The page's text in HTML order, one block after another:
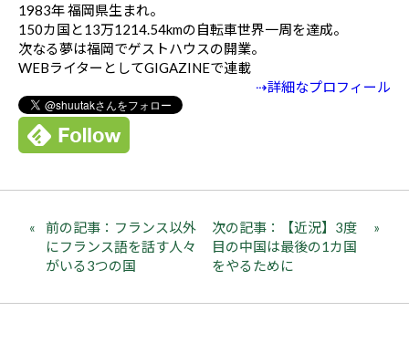
1983年 福岡県生まれ。
150カ国と13万1214.54kmの自転車世界一周を達成。
次なる夢は福岡でゲストハウスの開業。
WEBライターとしてGIGAZINEで連載
⇢詳細なプロフィール
前の記事：フランス以外
にフランス語を話す人々
がいる3つの国
次の記事：【近況】3度
目の中国は最後の1カ国
をやるために